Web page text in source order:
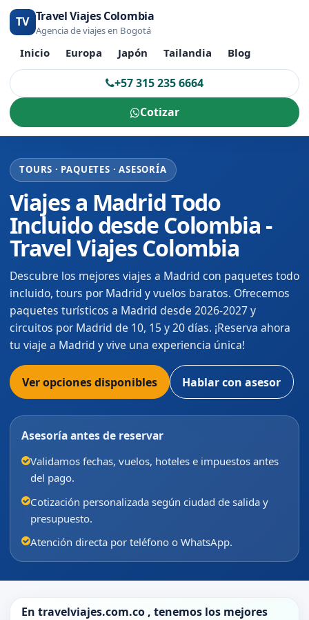
TV Travel Viajes Colombia
Agencia de viajes en Bogotá
Inicio Europa Japón Tailandia Blog
+57 315 235 6664
Cotizar
TOURS · PAQUETES · ASESORÍA
Viajes a Madrid Todo
Incluido desde Colombia -
Travel Viajes Colombia
Descubre los mejores viajes a Madrid con paquetes todo
incluido, tours por Madrid y vuelos baratos. Ofrecemos
paquetes turísticos a Madrid desde 2026-2027 y
circuitos por Madrid de 10, 15 y 20 días. ¡Reserva ahora
tu viaje a Madrid y vive una experiencia única!
Ver opciones disponibles Hablar con asesor
Asesoría antes de reservar
Validamos fechas, vuelos, hoteles e impuestos antes
del pago.
Cotización personalizada según ciudad de salida y
presupuesto.
Atención directa por teléfono o WhatsApp.
En travelviajes.com.co , tenemos los mejores